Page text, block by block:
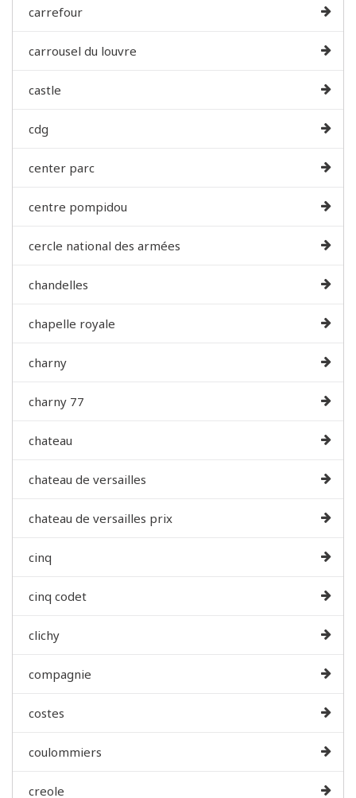
carrefour
carrousel du louvre
castle
cdg
center parc
centre pompidou
cercle national des armées
chandelles
chapelle royale
charny
charny 77
chateau
chateau de versailles
chateau de versailles prix
cinq
cinq codet
clichy
compagnie
costes
coulommiers
creole